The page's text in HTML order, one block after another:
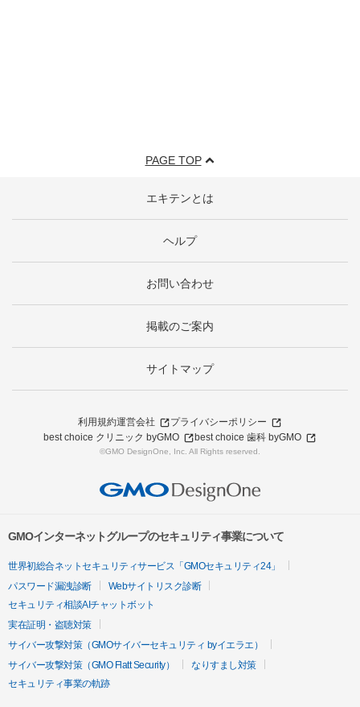
PAGE TOP
エキテンとは
ヘルプ
お問い合わせ
掲載のご案内
サイトマップ
利用規約運営会社
プライバシーポリシー
best choice クリニック byGMO
best choice 歯科 byGMO
©GMO DesignOne, Inc. All Rights reserved.
GMOインターネットグループのセキュリティ事業について
世界初総合ネットセキュリティサービス「GMOセキュリティ24」
パスワード漏洩診断
Webサイトリスク診断
セキュリティ相談AIチャットボット
実在証明・盗聴対策
サイバー攻撃対策（GMOサイバーセキュリティ byイエラエ）
サイバー攻撃対策（GMO Flatt Security）
なりすまし対策
セキュリティ事業の軌跡